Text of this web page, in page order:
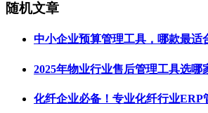
随机文章
中小企业预算管理工具，哪款最适
2025年物业行业售后管理工具选哪
化纤企业必备！专业化纤行业ERP